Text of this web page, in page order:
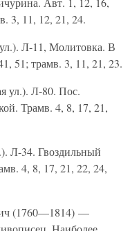
3, 11, 12, 21, 24.
Л-11, Молитовка. В
51; трамв. 3, 11, 21, 23.
ул.). Л-80. Пос.
Трамв. 4, 8, 17, 21,
Л-34. Гвоздильный
4, 8, 17, 21, 22, 24,
(1760—1814) —